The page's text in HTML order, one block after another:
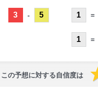
3 - 5 1 =
1 =
この予想に対する自信度は